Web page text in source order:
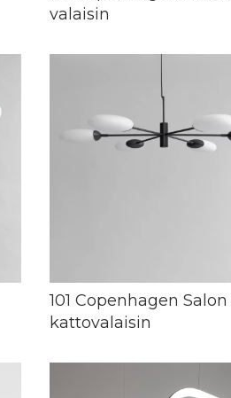
valaisin
101 Copenhagen Salon
kattovalaisin